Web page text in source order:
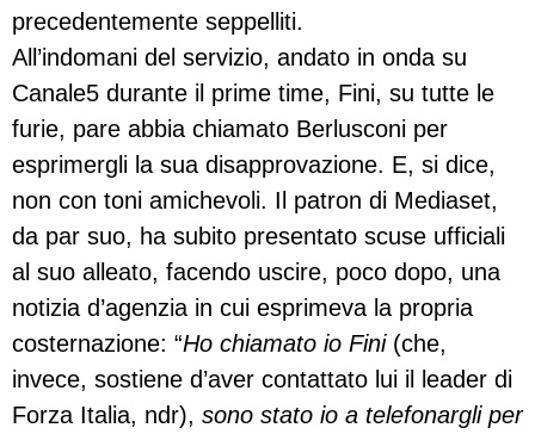
precedentemente seppelliti.
All’indomani del servizio, andato in onda su
Canale5 durante il prime time, Fini, su tutte le
furie, pare abbia chiamato Berlusconi per
esprimergli la sua disapprovazione. E, si dice,
non con toni amichevoli. Il patron di Mediaset,
da par suo, ha subito presentato scuse ufficiali
al suo alleato, facendo uscire, poco dopo, una
notizia d’agenzia in cui esprimeva la propria
costernazione: “Ho chiamato io Fini(che,
invece, sostiene d’aver contattato lui il leader di
Forza Italia, ndr), sono stato io a telefonargli per